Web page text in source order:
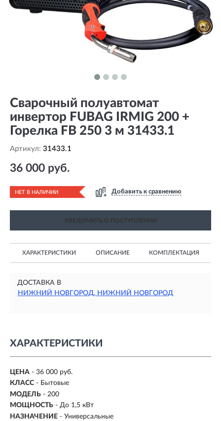
Сварочный полуавтомат
инвертор FUBAG IRMIG 200 +
Горелка FB 250 3 м 31433.1
Артикул: 31433.1
36 000 руб.
НЕТ В НАЛИЧИИ Добавить к сравнению
УВЕДОМИТЬ О ПОСТУПЛЕНИИ
ХАРАКТЕРИСТИКИ ОПИСАНИЕ КОМПЛЕКТАЦИЯ
ДОСТАВКА В
НИЖНИЙ НОВГОРОД, НИЖНИЙ НОВГОРОД
ХАРАКТЕРИСТИКИ
ЦЕНА - 36 000 руб.
КЛАСС - Бытовые
МОДЕЛЬ - 200
МОЩНОСТЬ - До 1,5 кВт
НАЗНАЧЕНИЕ - Универсальные